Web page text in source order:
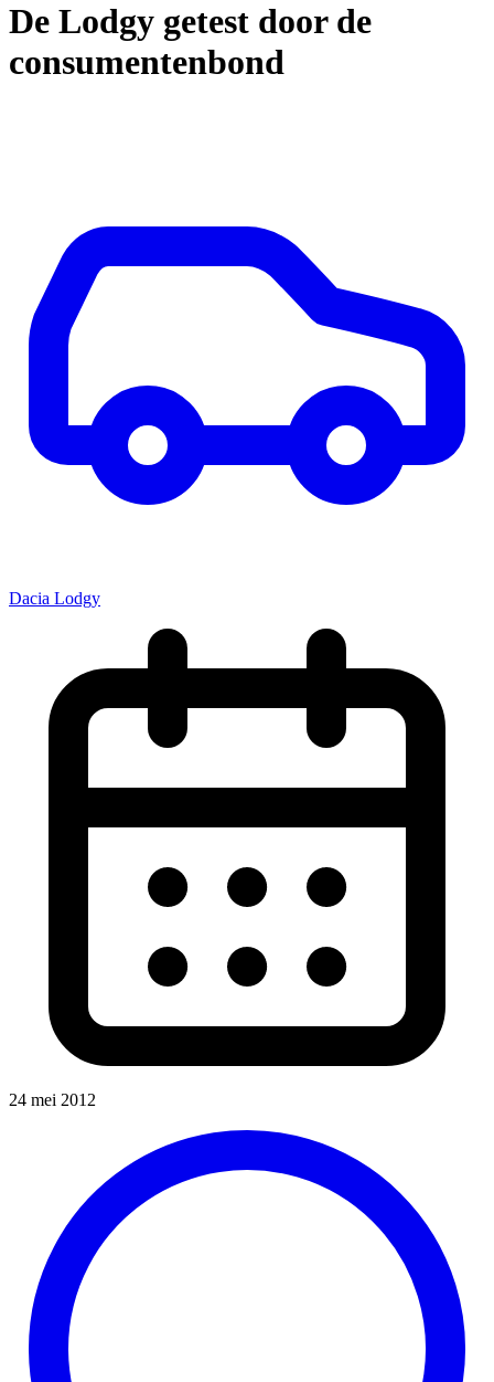
De Lodgy getest door de
consumentenbond
Dacia Lodgy
24 mei 2012